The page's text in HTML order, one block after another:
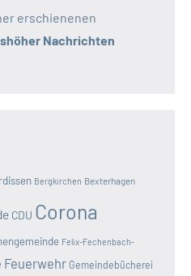
erschienenen
Nachrichten
Bergkirchen Bexterhagen
CDU Corona
Felix-Fechenbach-
Feuerwehr Gemeindebücherei